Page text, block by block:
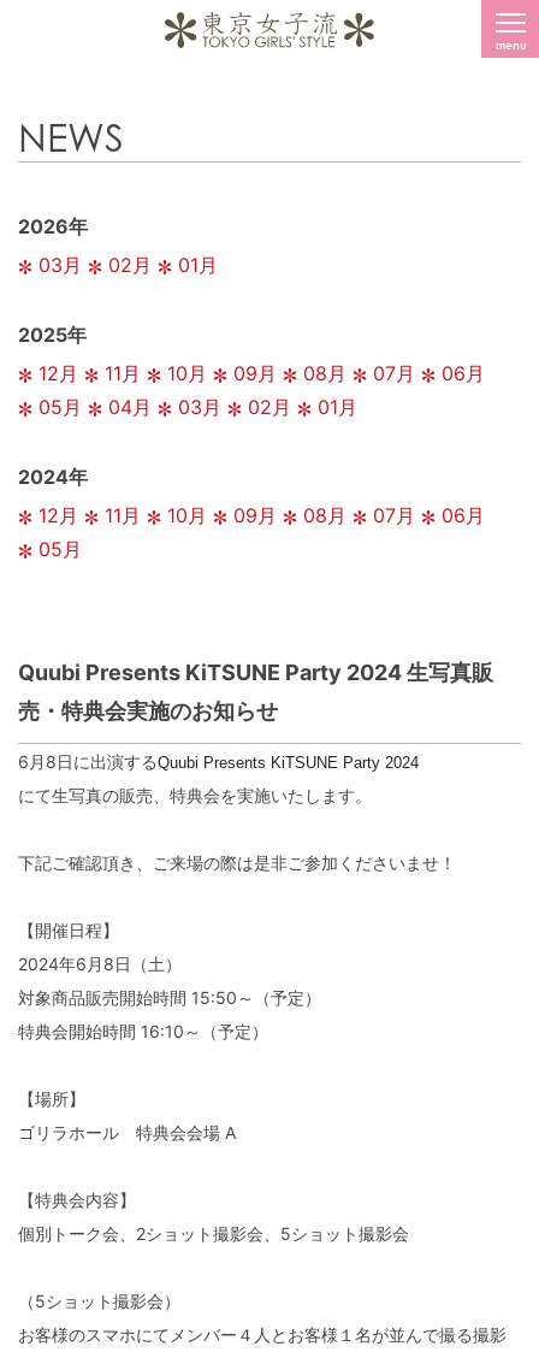
menu
NEWS
2026年
03月
02月 01月
2025年
12月
11月 10月 09月 08月 07月
06月
05月
04月 03月 02月 01月
2024年
12月
11月 10月 09月 08月 07月
06月
05月
Quubi Presents KiTSUNE Party 2024 生写真販
売・特典会実施のお知らせ
6月8日に出演するQuubi Presents KiTSUNE Party 2024
にて生写真の販売、特典会を実施いたします。
下記ご確認頂き、ご来場の際は是非ご参加くださいませ！
【開催日程】
2024年6月8日（土）
対象商品販売開始時間 15:50～（予定）
特典会開始時間 16:10～（予定）
【場所】
ゴリラホール 特典会会場 A
【特典会内容】
個別トーク会、2ショット撮影会、5ショット撮影会
（5ショット撮影会）
お客様のスマホにてメンバー４人とお客様１名が並んで撮る撮影